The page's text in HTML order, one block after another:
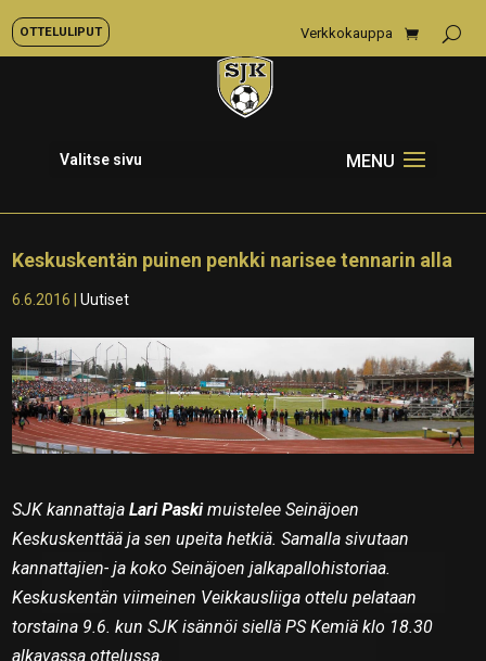
OTTELULIPUT Verkkokauppa
Valitse sivu
Keskuskentän puinen penkki narisee tennarin alla
6.6.2016 |Uutiset
SJK kannattajaLari Paskimuistelee Seinäjoen
Keskuskenttää ja sen upeita hetkiä. Samalla sivutaan
kannattajien- ja koko Seinäjoen jalkapallohistoriaa.
Keskuskentän viimeinen Veikkausliiga ottelu pelataan
torstaina 9.6. kun SJK isännöi siellä PS Kemiä klo 18.30
alkavassa ottelussa.